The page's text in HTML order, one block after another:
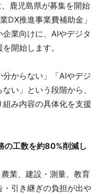
鹿児島県が募集を開始
DX推進事業費補助金」
業向けに、AIやデジタ
開始します。
からない」「AIやデジ
い」という段階から、
み内容の具体化を支援
の工数を約80%削減し
業、建設・測量、教育
引き継ぎの負担が出や